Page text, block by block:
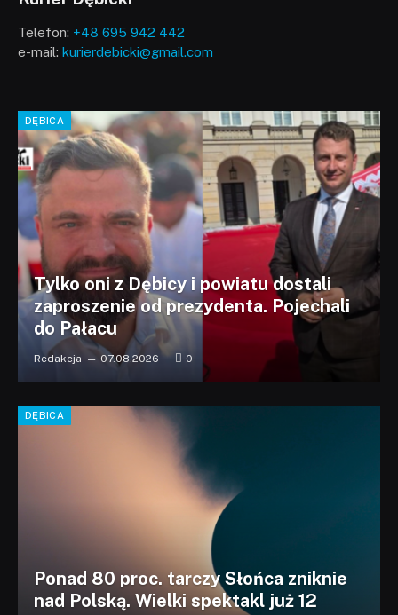
Telefon: +48 695 942 442
e-mail: kurierdebicki@gmail.com
DĘBICA
Tylko oni z Dębicy i powiatu dostali
zaproszenie od prezydenta. Pojechali
do Pałacu
Redakcja 07.08.2026 0
DĘBICA
Ponad 80 proc. tarczy Słońca zniknie
nad Polską. Wielki spektakl już 12